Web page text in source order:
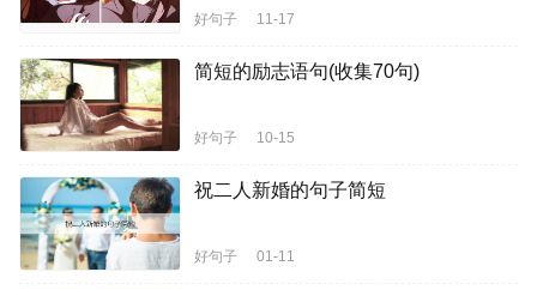
好句子 11-17
简短的励志语句(收集70句)
好句子 10-15
祝二人新婚的句子简短
好句子 01-11